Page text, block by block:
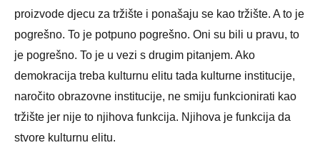
proizvode djecu za tržište i ponašaju se kao tržište. A to je
pogrešno. To je potpuno pogrešno. Oni su bili u pravu, to
je pogrešno. To je u vezi s drugim pitanjem. Ako
demokracija treba kulturnu elitu tada kulturne institucije,
naročito obrazovne institucije, ne smiju funkcionirati kao
tržište jer nije to njihova funkcija. Njihova je funkcija da
stvore kulturnu elitu.